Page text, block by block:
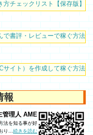
チェックリスト【保存版】
で書評・レビューで稼ぐ方法
サイト）を作成して稼ぐ方法
報
管理人 AME
法を知る事が好
り…続きを読む